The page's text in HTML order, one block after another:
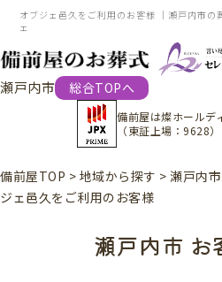
オブジェ邑久をご利用のお客様 ｜瀬戸内市の
ェ
総合TOPへ
瀬戸内市
備前屋は燦ホールデ
（東証上場：9628）
備前屋TOP > 地域から探す > 瀬戸内市
ジェ邑久をご利用のお客様
瀬戸内市 お